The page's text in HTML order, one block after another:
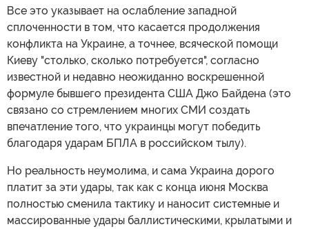
Все это указывает на ослабление западной
сплоченности в том, что касается продолжения
конфликта на Украине, а точнее, всяческой помощи
Киеву "столько, сколько потребуется", согласно
известной и недавно неожиданно воскрешенной
формуле бывшего президента США Джо Байдена (это
связано со стремлением многих СМИ создать
впечатление того, что украинцы могут победить
благодаря ударам БПЛА в российском тылу).
Но реальность неумолима, и сама Украина дорого
платит за эти удары, так как с конца июня Москва
полностью сменила тактику и наносит системные и
массированные удары баллистическими, крылатыми и